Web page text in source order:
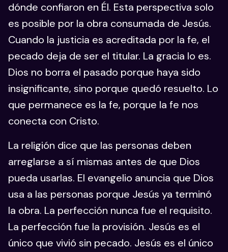
dónde confiaron en Él. Esta perspectiva solo
es posible por la obra consumada de Jesús.
Cuando la justicia es acreditada por la fe, el
pecado deja de ser el titular. La gracia lo es.
Dios no borra el pasado porque haya sido
insignificante, sino porque quedó resuelto. Lo
que permanece es la fe, porque la fe nos
conecta con Cristo.
La religión dice que las personas deben
arreglarse a sí mismas antes de que Dios
pueda usarlas. El evangelio anuncia que Dios
usa a las personas porque Jesús ya terminó
la obra. La perfección nunca fue el requisito.
La perfección fue la provisión. Jesús es el
único que vivió sin pecado. Jesús es el único